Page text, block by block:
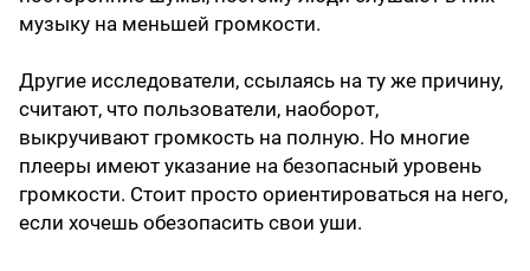
музыку на меньшей громкости.
Другие исследователи, ссылаясь на ту же причину,
считают, что пользователи, наоборот,
выкручивают громкость на полную. Но многие
пле­еры имеют указание на безопасный уровень
громкости. Стоит просто ориентироваться на него,
если хочешь обезопасить свои уши.